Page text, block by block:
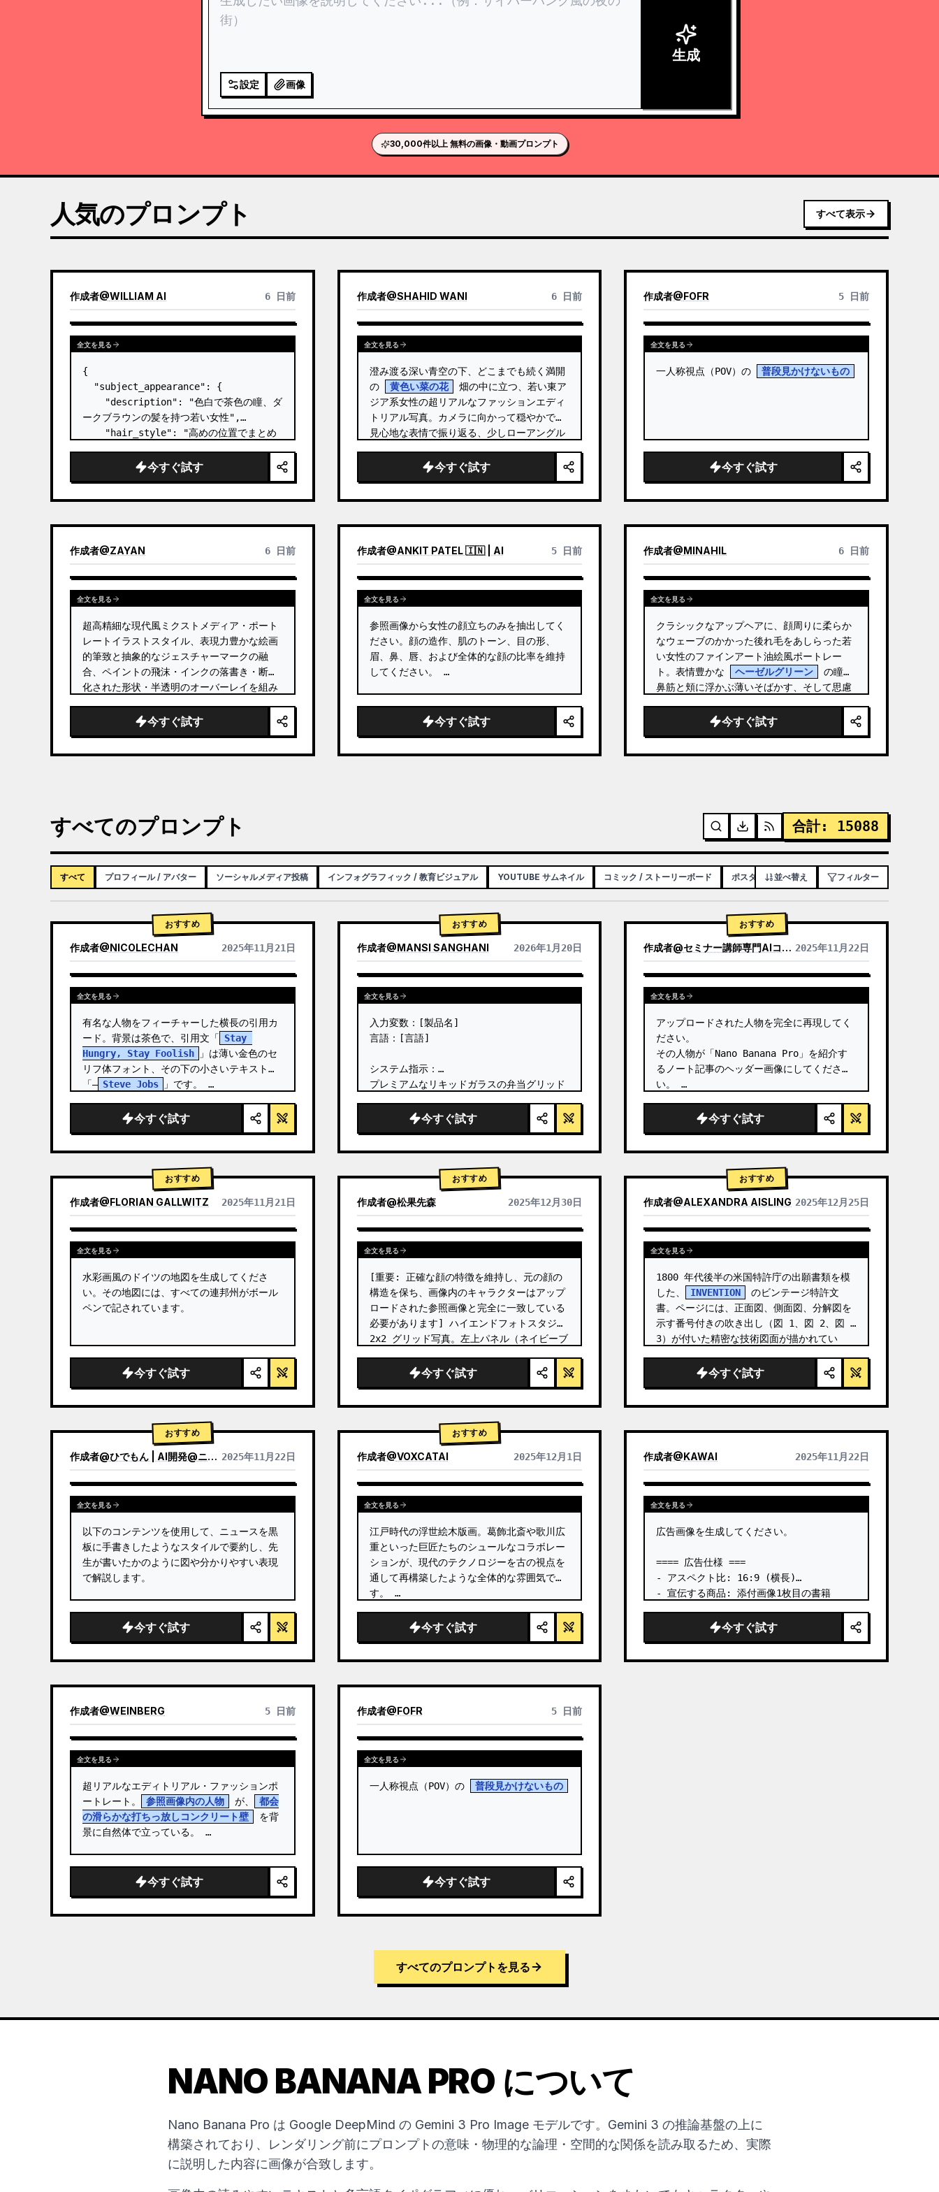
設定 画像
生成
30,000件以上 無料の画像・動画プロンプト
人気のプロンプト すべて表示
作成者@WILLIAM AI 6 日前
全文を見る
{
  "subject_appearance": {
    "description": "色白で茶色の瞳、ダ
ークブラウンの髪を持つ若い女性",
    "hair_style": "高めの位置でまとめ
めかみ周りに柔らかな後れ毛",
    "makeup": "ナチュラルでミニマルな
    "expression": "カメラの鏡を真っ直
  },
今すぐ試す
作成者@SHAHID WANI 6 日前
全文を見る
澄み渡る深い青空の下、どこまでも続く満開
の
黄色い菜の花
畑の中に立つ、若い東ア
ジア系女性の超リアルなファッションエディ
トリアル写真。カメラに向かって穏やかで夢
見心地な表情で振り返る、少しローアングル
今すぐ試す
作成者@FOFR 5 日前
全文を見る
一人称視点（POV）の 普段見かけないもの
今すぐ試す
作成者@ZAYAN 6 日前
全文を見る
超高精細な現代風ミクストメディア・ポート
レートイラストスタイル、表現力豊かな絵画
的筆致と抽象的なジェスチャーマークの融
合、ペイントの飛沫・インクの落書き・断片
化された形状・半透明のオーバーレイを組み
な汚れや摩耗した端を持つ質感のあるヴィン
テージペーパーの背景、具象的リアリズムと
今すぐ試す
作成者@ANKIT PATEL 🇮🇳 | AI 5 日前
全文を見る
参照画像から女性の顔立ちのみを抽出してく
ださい。顔の造作、肌のトーン、目の形、
眉、鼻、唇、および全体的な顔の比率を維持
してください。 …
今すぐ試す
作成者@MINAHIL 6 日前
全文を見る
クラシックなアップヘアに、顔周りに柔らか
なウェーブのかかった後れ毛をあしらった若
い女性のファインアート油絵風ポートレー
ト。表情豊かな
ヘーゼルグリーン
の瞳、
鼻筋と頬に浮かぶ薄いそばかす、そして思慮
今すぐ試す
すべてのプロンプト 合計: 15088
すべて プロフィール / アバター ソーシャルメディア投稿 インフォグラフィック / 教育ビジュアル YOUTUBE サムネイル コミック / ストーリーボード ポスター / チラシ アプリ / WEB デザイン
並べ替え フィルター
おすすめ
作成者@NICOLECHAN 2025年11月21日
他のモデルの結果を表示
全文を見る
有名な人物をフィーチャーした横長の引用カ
ード。背景は茶色で、引用文「
Stay
Hungry, Stay Foolish
」は薄い金色のセ
リフ体フォント、その下の小さいテキストは
「— Steve Jobs 」です。 …
今すぐ試す
おすすめ
作成者@MANSI SANGHANI 2026年1月20日
他のモデルの結果を表示
全文を見る
入力変数：[製品名]
言語：[言語]
システム指示：
プレミアムなリキッドガラスの弁当グリッド
い。8つのモジュール（カード2〜8はテキス
トタイトルのみを表示）で構成されます。 …
今すぐ試す
おすすめ
作成者@セミナー講師専門AIコンシェルジュ｜工藤 晶 2025年11月22日
他のモデルの結果を表示
全文を見る
アップロードされた人物を完全に再現してく
ださい。
その人物が「Nano Banana Pro」を紹介す
るノート記事のヘッダー画像にしてくださ
い。 …
今すぐ試す
おすすめ
作成者@FLORIAN GALLWITZ 2025年11月21日
全文を見る
水彩画風のドイツの地図を生成してくださ
い。その地図には、すべての連邦州がボール
ペンで記されています。
今すぐ試す
おすすめ
作成者@松果先森 2025年12月30日
全文を見る
[重要: 正確な顔の特徴を維持し、元の顔の
構造を保ち、画像内のキャラクターはアップ
ロードされた参照画像と完全に一致している
必要があります] ハイエンドフォトスタジオ
2x2 グリッド写真。左上パネル（ネイビーブ
ーの制服風ドレスを着用し、金色のボタンで
装飾され、青いベレー帽とパールのイヤリン
数字が書かれている）を両手で持ち上げ、フ
レームの中央に向かって動かしている。彼女
の目は中央のパズルエリアに集…
今すぐ試す
おすすめ
作成者@ALEXANDRA AISLING 2025年12月25日
他のモデルの結果を表示
全文を見る
1800 年代後半の米国特許庁の出願書類を模
した、
INVENTION
のビンテージ特許文
書。ページには、正面図、側面図、分解図を
示す番号付きの吹き出し（図 1、図 2、図
3）が付いた精密な技術図面が描かれてい
今すぐ試す
おすすめ
作成者@ひでもん | AI開発@ニュース発信 2025年11月22日
他のモデルの結果を表示
全文を見る
以下のコンテンツを使用して、ニュースを黒
板に手書きしたようなスタイルで要約し、先
生が書いたかのように図や分かりやすい表現
で解説します。
今すぐ試す
おすすめ
作成者@VOXCATAI 2025年12月1日
全文を見る
江戸時代の浮世絵木版画。葛飾北斎や歌川広
重といった巨匠たちのシュールなコラボレー
ションが、現代のテクノロジーを古の視点を
通して再構築したような全体的な雰囲気で
す。 …
今すぐ試す
作成者@KAWAI 2025年11月22日
全文を見る
広告画像を生成してください。
==== 広告仕様 ===
- アスペクト比: 16:9 (横長)
- 宣伝する商品: 添付画像1枚目の書籍
書籍を立体的に配置
- 言語: 日本語
今すぐ試す
作成者@WEINBERG 5 日前
全文を見る
超リアルなエディトリアル・ファッションポ
ートレート。
参照画像内の人物 が、
都会
の滑らかな打ちっ放しコンクリート壁
を背
景に自然体で立っている。 …
今すぐ試す
作成者@FOFR 5 日前
全文を見る
一人称視点（POV）の 普段見かけないもの
今すぐ試す
すべてのプロンプトを見る
NANO BANANA PRO について
Nano Banana Pro は Google DeepMind の Gemini 3 Pro Image モデルです。Gemini 3 の推論基盤の上に
構築されており、レンダリング前にプロンプトの意味・物理的な論理・空間的な関係を読み取るため、実際
に説明した内容に画像が合致します。